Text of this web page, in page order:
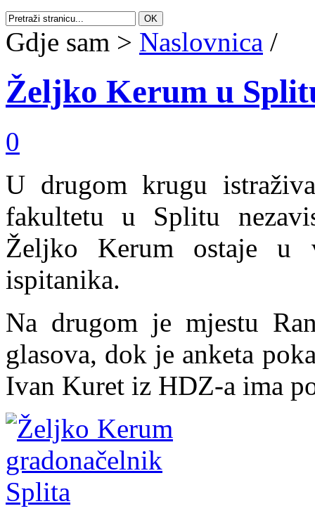
Gdje sam > Naslovnica /
Željko Kerum u
0
U drugom krugu
fakultetu u Splitu
Željko Kerum ostaje u
ispitanika.
Na drugom je mjestu
glasova, dok je anketa
Ivan Kuret iz HDZ-a ima